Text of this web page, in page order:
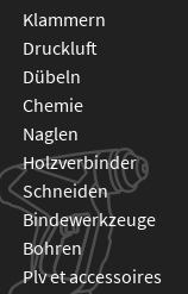
klammern
druckluft
dübeln
chemie
naglen
holzverbinder
schneiden
bindewerkzeuge
bohren
plv et accessoires